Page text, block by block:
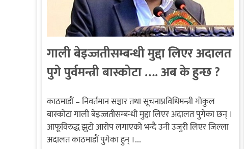
गाली बेइज्जतीसम्बन्धी मुद्दा लिएर अदालत
पुगे पुर्वमन्त्री बास्कोटा …. अब के हुन्छ ?
काठमाडौं – निवर्तमान सञ्चार तथा सूचनाप्रविधिमन्त्री गोकुल
बास्कोटा गाली बेइज्जतीसम्बन्धी मुद्दा लिएर अदालत पुगेका छन् ।
आफूविरुद्ध झुटो आरोप लगाएको भन्दै उनी उजुरी लिएर जिल्ला
अदालत काठमाडौं पुगेका हुन् ।...